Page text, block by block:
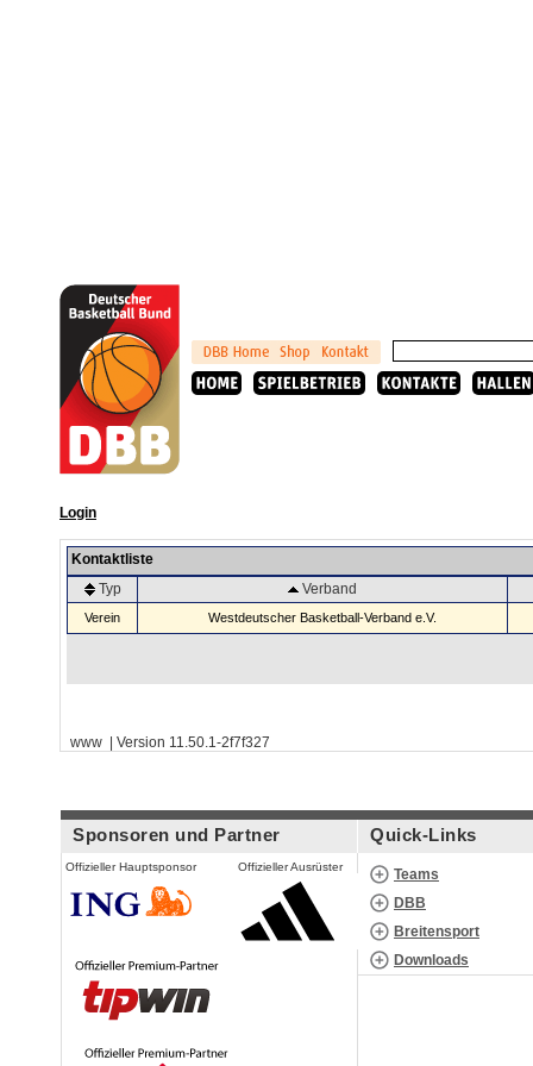
Login
Kontaktliste
Typ
Verband
Verein Westdeutscher Basketball-Verband e.V.
www | Version 11.50.1-2f7f327
Sponsoren und Partner
Offizieller Hauptsponsor Offizieller Ausrüster
Quick-Links
Teams
DBB
Breitensport
Downloads